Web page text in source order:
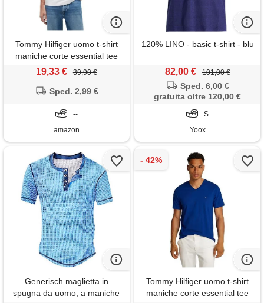
Tommy Hilfiger uomo t-shirt
maniche corte essential tee
con scollo a v, bianco (white),
19,33 € 39,90 €
Sped. 2,99 €
--
amazon
120% LINO - basic t-shirt - blu
82,00 € 101,00 €
Sped. 6,00 €
gratuita oltre 120,00 €
S
Yoox
Generisch maglietta in
spugna da uomo, a maniche
Tommy Hilfiger uomo t-shirt
maniche corte essential tee